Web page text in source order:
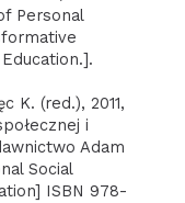
Personal
K. (red.), 2011,
i
Adam
Social
ISBN 978-